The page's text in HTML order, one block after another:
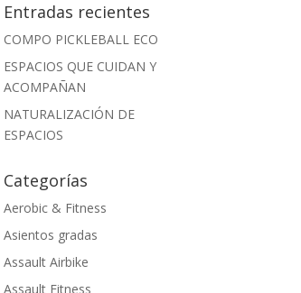
Entradas recientes
COMPO PICKLEBALL ECO
ESPACIOS QUE CUIDAN Y
ACOMPAÑAN
NATURALIZACIÓN DE
ESPACIOS
Categorías
Aerobic & Fitness
Asientos gradas
Assault Airbike
Assault Fitness